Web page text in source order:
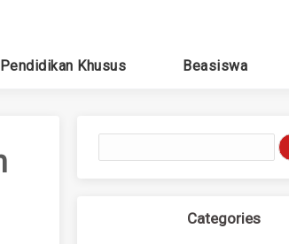
Pendidikan Khusus Beasiswa
Categories